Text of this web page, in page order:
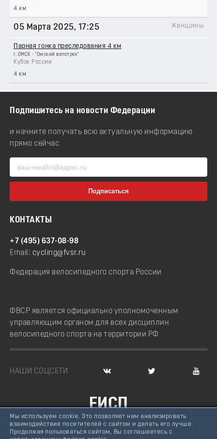
4 км
05 Марта 2025, 17:25
Парная гонка преследования 4 км
г. ОМСК - "Омский велотрек"
Кубок России
Женщины
4 км
Подпишитесь на новости Федерации
и начните получать всю актуальную информацию
прямо сейчас
КОНТАКТЫ
+7 (495) 637-08-98
Email: cycling@fvsr.ru
Федерация велосипедного спорта России
ФВСР является официально уполномоченным
управляющим органом для всех дисциплин
велосипедного спорта на территории РФ
НАШИ СОЦСЕТИ
ЕИСП
ВЕЛОСПОРТ РОССИИ
Мы используем cookie. Это позволяет нам анализировать
взаимодействие посетителей с сайтом и делать его лучше.
Продолжая пользоваться сайтом, Вы соглашаетесь с